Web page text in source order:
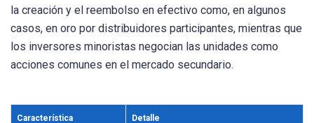
la creación y el reembolso en efectivo como, en algunos
casos, en oro por distribuidores participantes, mientras que
los inversores minoristas negocian las unidades como
acciones comunes en el mercado secundario.
Característica Detalle